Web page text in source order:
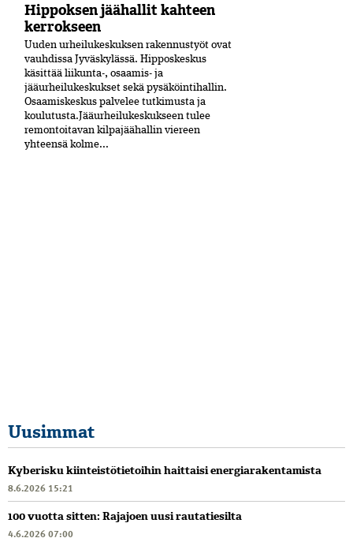
Hippoksen jäähallit kahteen
kerrokseen
Uuden urheilukeskuksen rakennustyöt ovat
vauhdissa Jyväskylässä. Hipposkeskus
käsittää liikunta-, osaamis- ja
jääurheilukeskukset sekä pysäköintihallin.
Osaamiskeskus palvelee tutkimusta ja
koulutusta.Jääurheilukeskukseen tulee
remontoitavan kilpajäähallin viereen
yhteensä kolme...
Uusimmat
Kyberisku kiinteistötietoihin haittaisi energiarakentamista
8.6.2026 15:21
100 vuotta sitten: Rajajoen uusi rautatiesilta
4.6.2026 07:00